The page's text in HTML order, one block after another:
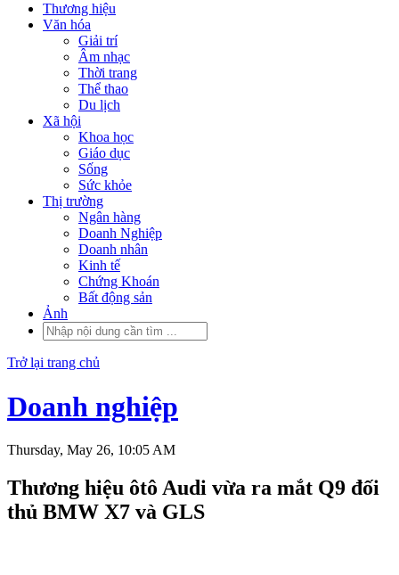
Thương hiệu
Văn hóa
Giải trí
Âm nhạc
Thời trang
Thể thao
Du lịch
Xã hội
Khoa học
Giáo dục
Sống
Sức khỏe
Thị trường
Ngân hàng
Doanh Nghiệp
Doanh nhân
Kinh tế
Chứng Khoán
Bất động sản
Ảnh
Trở lại trang chủ
Doanh nghiệp
Thursday, May 26, 10:05 AM
Thương hiệu ôtô Audi vừa ra mắt Q9 đối
thủ BMW X7 và GLS